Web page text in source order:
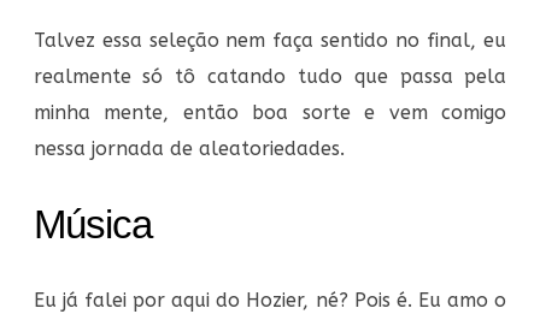
Talvez essa seleção nem faça sentido no final, eu
realmente só tô catando tudo que passa pela
minha mente, então boa sorte e vem comigo
nessa jornada de aleatoriedades.
Música
Eu já falei por aqui do Hozier, né? Pois é. Eu amo o